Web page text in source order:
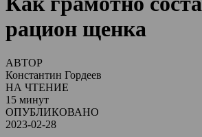
рацион щенка
АВТОР
Константин Гордеев
НА ЧТЕНИЕ
15 минут
ОПУБЛИКОВАНО
2023-02-28